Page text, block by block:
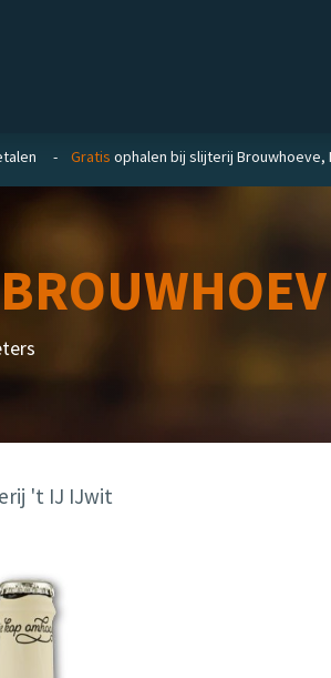
- Gratis ophalen bij slijterij Brouwhoeve,
't IJ IJwit